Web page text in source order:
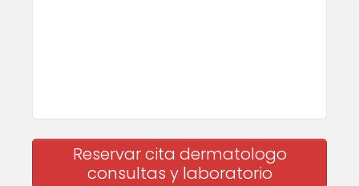
Reservar cita dermatologo
consultas y laboratorio